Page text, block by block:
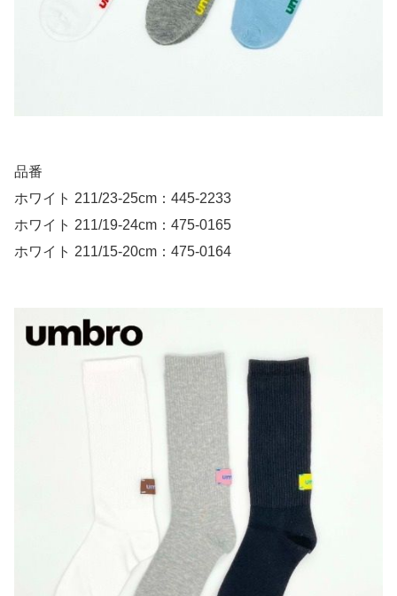
品番
ホワイト 211/23-25cm：445-2233
ホワイト 211/19-24cm：475-0165
ホワイト 211/15-20cm：475-0164